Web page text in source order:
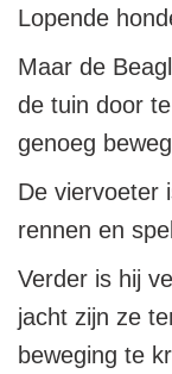
Lopende
Maar de
de tuin door
genoeg
De viervoeter
rennen en
Verder is hij
jacht zijn ze
beweging te